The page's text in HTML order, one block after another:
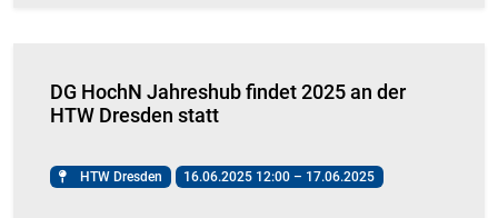
DG HochN Jahreshub findet 2025 an der
HTW Dresden statt
HTW Dresden 16.06.2025 12:00 – 17.06.2025